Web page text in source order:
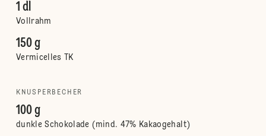
1 dl
Vollrahm
150 g
Vermicelles TK
KNUSPERBECHER
100 g
dunkle Schokolade (mind. 47% Kakaogehalt)